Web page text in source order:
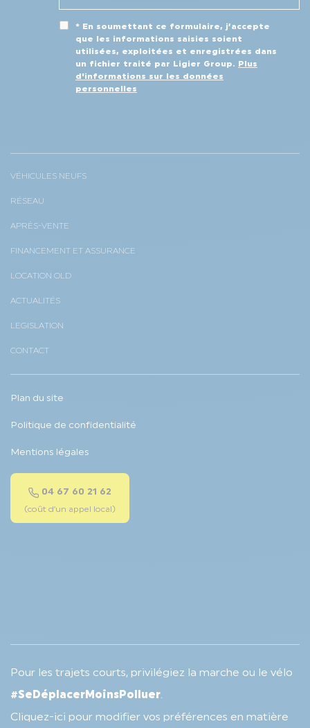
* En soumettant ce formulaire, j’accepte
que les informations saisies soient
utilisées, exploitées et enregistrées dans
un fichier traité par Ligier Group.
Plus
d'informations sur les données
personnelles
VÉHICULES NEUFS
RÉSEAU
APRÈS-VENTE
FINANCEMENT ET ASSURANCE
LOCATION OLD
ACTUALITÉS
LEGISLATION
CONTACT
Plan du site
Politique de confidentialité
Mentions légales
04 67 60 21 62
(coût d’un appel local)
Pour les trajets courts, privilégiez la marche ou le vélo
#SeDéplacerMoinsPolluer.
Cliquez-ici pour modifier vos préférences en matière